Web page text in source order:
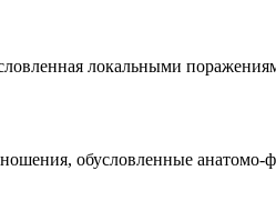
локальными
обусловленные анатомо-